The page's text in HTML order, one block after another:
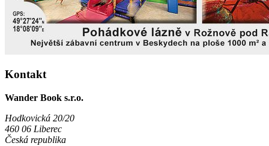
Kontakt
Wander Book s.r.o.
Hodkovická 20/20
460 06 Liberec
Česká republika